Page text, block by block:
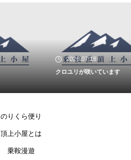
2026.07.18
クロユリが咲いています
のりくら便り
頂上小屋とは
乗鞍漫遊